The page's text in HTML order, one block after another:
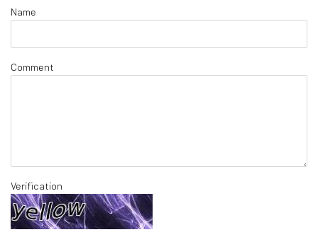
Name
Comment
Verification